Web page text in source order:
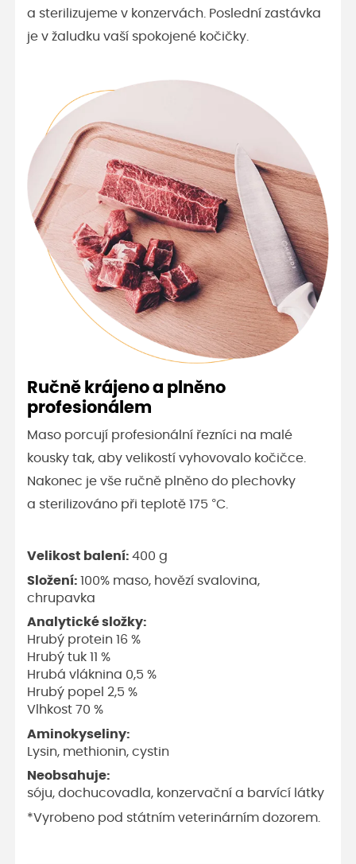
a sterilizujeme v konzervách. Poslední zastávka
je v žaludku vaší spokojené kočičky.
Ručně krájeno a plněno
profesionálem
Maso porcují profesionální řezníci na malé
kousky tak, aby velikostí vyhovovalo kočičce.
Nakonec je vše ručně plněno do plechovky
a sterilizováno při teplotě 175 °C.
Velikost balení: 400 g
Složení: 100% maso, hovězí svalovina,
chrupavka
Analytické složky:
Hrubý protein 16 %
Hrubý tuk 11 %
Hrubá vláknina 0,5 %
Hrubý popel 2,5 %
Vlhkost 70 %
Aminokyseliny:
Lysin, methionin, cystin
Neobsahuje:
sóju, dochucovadla, konzervační a barvící látky
*Vyrobeno pod státním veterinárním dozorem.